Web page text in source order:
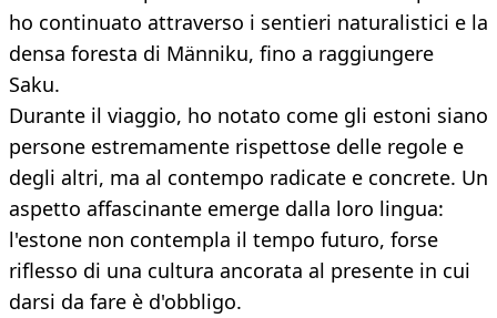
ho continuato attraverso i sentieri naturalistici e la
densa foresta di Männiku, fino a raggiungere
Saku.
Durante il viaggio, ho notato come gli estoni siano
persone estremamente rispettose delle regole e
degli altri, ma al contempo radicate e concrete. Un
aspetto affascinante emerge dalla loro lingua:
l'estone non contempla il tempo futuro, forse
riflesso di una cultura ancorata al presente in cui
darsi da fare è d'obbligo.